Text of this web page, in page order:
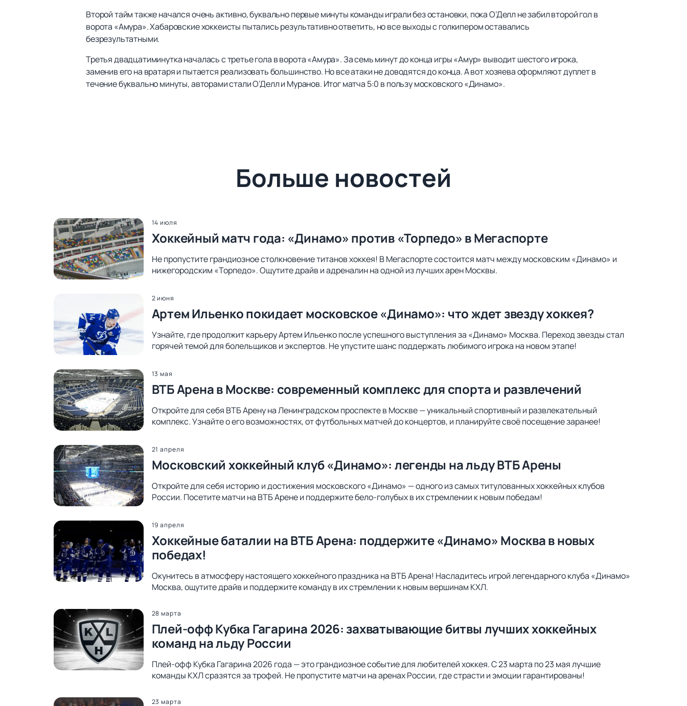
Второй тайм также начался очень активно, буквально первые минуты команды играли без остановки, пока О’Делл не забил второй гол в
ворота «Амура». Хабаровские хоккеисты пытались результативно ответить, но все выходы с голкипером оставались
безрезультатными.
Третья двадцатиминутка началась с третье гола в ворота «Амура». За семь минут до конца игры «Амур» выводит шестого игрока,
заменив его на вратаря и пытается реализовать большинство. Но все атаки не доводятся до конца. А вот хозяева оформляют дуплет в
течение буквально минуты, авторами стали О’Делл и Муранов. Итог матча 5:0 в пользу московского «Динамо».
Больше новостей
14 июля
Хоккейный матч года: «Динамо» против «Торпедо» в Мегаспорте
Не пропустите грандиозное столкновение титанов хоккея! В Мегаспорте состоится матч между московским «Динамо» и
нижегородским «Торпедо». Ощутите драйв и адреналин на одной из лучших арен Москвы.
2 июня
Артем Ильенко покидает московское «Динамо»: что ждет звезду хоккея?
Узнайте, где продолжит карьеру Артем Ильенко после успешного выступления за «Динамо» Москва. Переход звезды стал
горячей темой для болельщиков и экспертов. Не упустите шанс поддержать любимого игрока на новом этапе!
13 мая
ВТБ Арена в Москве: современный комплекс для спорта и развлечений
Откройте для себя ВТБ Арену на Ленинградском проспекте в Москве — уникальный спортивный и развлекательный
комплекс. Узнайте о его возможностях, от футбольных матчей до концертов, и планируйте своё посещение заранее!
21 апреля
Московский хоккейный клуб «Динамо»: легенды на льду ВТБ Арены
Откройте для себя историю и достижения московского «Динамо» — одного из самых титулованных хоккейных клубов
России. Посетите матчи на ВТБ Арене и поддержите бело-голубых в их стремлении к новым победам!
19 апреля
Хоккейные баталии на ВТБ Арена: поддержите «Динамо» Москва в новых
победах!
Окунитесь в атмосферу настоящего хоккейного праздника на ВТБ Арена! Насладитесь игрой легендарного клуба «Динамо»
Москва, ощутите драйв и поддержите команду в их стремлении к новым вершинам КХЛ.
28 марта
Плей-офф Кубка Гагарина 2026: захватывающие битвы лучших хоккейных
команд на льду России
Плей-офф Кубка Гагарина 2026 года — это грандиозное событие для любителей хоккея. С 23 марта по 23 мая лучшие
команды КХЛ сразятся за трофей. Не пропустите матчи на аренах России, где страсти и эмоции гарантированы!
23 марта